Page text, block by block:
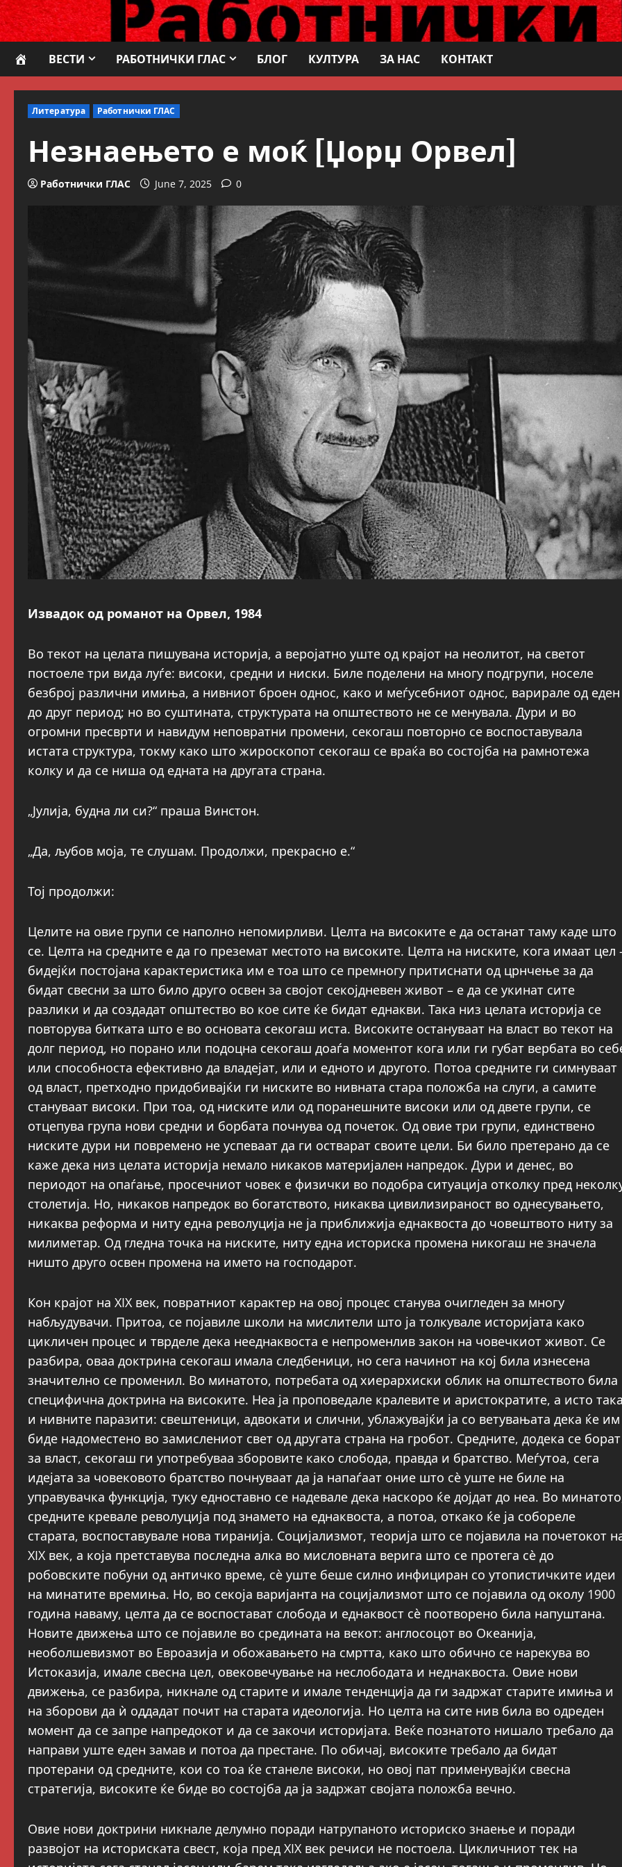
Skip
to
content
ВЕСТИ РАБОТНИЧКИ ГЛАС БЛОГ КУЛТУРА ЗА НАС КОНТАКТ
Литература Работнички ГЛАС
Незнаењето е моќ [Џорџ Орвел]
Работнички ГЛАС June 7, 2025 0
Извадок од романот на Орвел, 1984
Во текот на целата пишувана историја, а веројатно уште од крајот на неолитот, на светот
постоеле три вида луѓе: високи, средни и ниски. Биле поделени на многу подгрупи, носеле
безброј различни имиња, а нивниот броен однос, како и меѓусебниот однос, варирале од еден
до друг период; но во суштината, структурата на општеството не се менувала. Дури и во
огромни пресврти и навидум неповратни промени, секогаш повторно се воспоставувала
истата структура, токму како што жироскопот секогаш се враќа во состојба на рамнотежа
колку и да се ниша од едната на другата страна.
„Јулија, будна ли си?“ праша Винстон.
„Да, љубов моја, те слушам. Продолжи, прекрасно е.“
Тој продолжи:
Целите на овие групи се наполно непомирливи. Целта на високите е да останат таму каде што
се. Целта на средните е да го преземат местото на високите. Целта на ниските, кога имаат цел
бидејќи постојана карактеристика им е тоа што се премногу притиснати од црнчење за да
бидат свесни за што било друго освен за својот секојдневен живот – е да се укинат сите
разлики и да создадат општество во кое сите ќе бидат еднакви. Така низ целата историја се
повторува битката што е во основата секогаш иста. Високите остануваат на власт во текот на
долг период, но порано или подоцна секогаш доаѓа моментот кога или ги губат вербата во
или способноста ефективно да владејат, или и едното и другото. Потоа средните ги симнуваат
од власт, претходно придобивајќи ги ниските во нивната стара положба на слуги, а самите
стануваат високи. При тоа, од ниските или од поранешните високи или од двете групи, се
отцепува група нови средни и борбата почнува од почеток. Од овие три групи, единствено
ниските дури ни повремено не успеваат да ги остварат своите цели. Би било претерано да се
каже дека низ целата историја немало никаков материјален напредок. Дури и денес, во
периодот на опаѓање, просечниот човек е физички во подобра ситуација отколку пред
столетија. Но, никаков напредок во богатството, никаква цивилизираност во однесувањето,
никаква реформа и ниту една револуција не ја приближија еднаквоста до човештвото ниту за
милиметар. Од гледна точка на ниските, ниту една историска промена никогаш не значела
ништо друго освен промена на името на господарот.
Кон крајот на XIX век, повратниот карактер на овој процес станува очигледен за многу
набљудувачи. Притоа, се појавиле школи на мислители што ја толкувале историјата како
цикличен процес и тврделе дека нееднаквоста е непроменлив закон на човечкиот живот. Се
разбира, оваа доктрина секогаш имала следбеници, но сега начинот на кој била изнесена
значително се променил. Во минатото, потребата од хиерархиски облик на општеството била
специфична доктрина на високите. Неа ја проповедале кралевите и аристократите, а исто така
и нивните паразити: свештеници, адвокати и слични, ублажувајќи ја со ветувањата дека ќе им
биде надоместено во замислениот свет од другата страна на гробот. Средните, додека се борат
за власт, секогаш ги употребуваа зборовите како слобода, правда и братство. Меѓутоа, сега
идејата за човековото братство почнуваат да ја напаѓаат оние што сѐ уште не биле на
управувачка функција, туку едноставно се надевале дека наскоро ќе дојдат до неа. Во
средните кревале револуција под знамето на еднаквоста, а потоа, откако ќе ја собореле
старата, воспоставувале нова тиранија. Социјализмот, теорија што се појавила на почетокот
XIX век, а која претставува последна алка во мисловната верига што се протега сѐ до
робовските побуни од античко време, сѐ уште беше силно инфициран со утопистичките идеи
на минатите времиња. Но, во секоја варијанта на социјализмот што се појавила од околу 1900
година наваму, целта да се воспостават слобода и еднаквост сѐ поотворено била напуштана.
Новите движења што се појавиле во средината на векот: англосоцот во Океанија,
необолшевизмот во Евроазија и обожавањето на смртта, како што обично се нарекува во
Истоказија, имале свесна цел, овековечување на неслободата и неднаквоста. Овие нови
движења, се разбира, никнале од старите и имале тенденција да ги задржат старите имиња и
на зборови да ѝ оддадат почит на старата идеологија. Но целта на сите нив била во одреден
момент да се запре напредокот и да се закочи историјата. Веќе познатото нишало требало да
направи уште еден замав и потоа да престане. По обичај, високите требало да бидат
протерани од средните, кои со тоа ќе станеле високи, но овој пат применувајќи свесна
стратегија, високите ќе биде во состојба да ја задржат својата положба вечно.
Овие нови доктрини никнале делумно поради натрупаното историско знаење и поради
развојот на историската свест, која пред XIX век речиси не постоела. Цикличниот тек на